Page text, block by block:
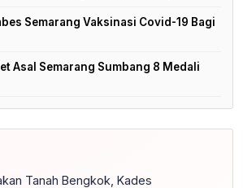
Semarang Vaksinasi Covid-19 Bagi
Asal Semarang Sumbang 8 Medali
Tanah Bengkok, Kades